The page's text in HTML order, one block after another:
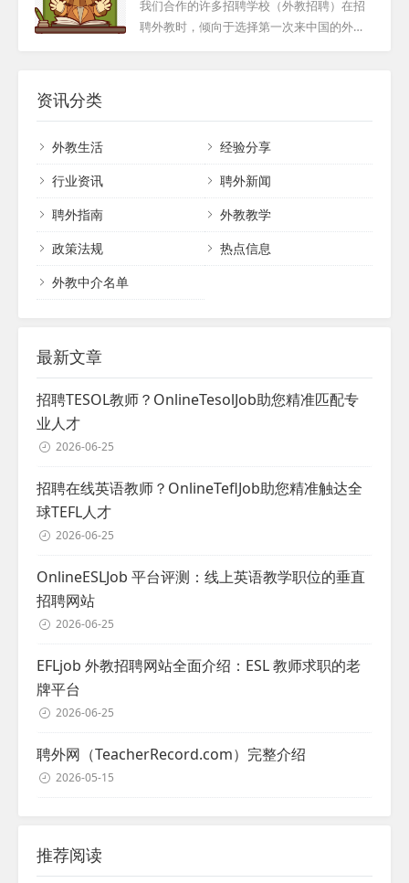
训不仅...
业认证，它证明了持有者具备在英语为非母
书；TESOL文凭；TESOL研究生文凭和TESOL
我们合作的许多招聘学校（外教招聘）在招
聘外教时，倾向于选择第一次来中国的外
对第一次来中国的外教充满好奇和期望，因
为他们带来的语言、文化和教学方法与学生
通常互动的环境不同。这种新鲜感可以激发
学生的兴趣和热情，增强学生的学习能力。
此外，第一次来中国的外籍教师也将根据自
己的经验和专业知识，采...
资讯分类
外教生活
经验分享
行业资讯
聘外新闻
聘外指南
外教教学
政策法规
热点信息
外教中介名单
最新文章
招聘TESOL教师？OnlineTesolJob助您精准匹配专
业人才
2026-06-25
招聘在线英语教师？OnlineTeflJob助您精准触达全
球TEFL人才
2026-06-25
OnlineESLJob 平台评测：线上英语教学职位的垂直
招聘网站
2026-06-25
EFLjob 外教招聘网站全面介绍：ESL 教师求职的老
牌平台
2026-06-25
聘外网（TeacherRecord.com）完整介绍
2026-05-15
推荐阅读